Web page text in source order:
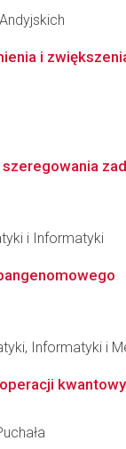
i
i Informatyki
Informatyki i